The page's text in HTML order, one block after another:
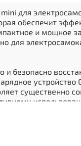
mini для
обеспечит
и мощное
для
безопасно
устройство
существенно
эту запасную
с собой в поездку
новым